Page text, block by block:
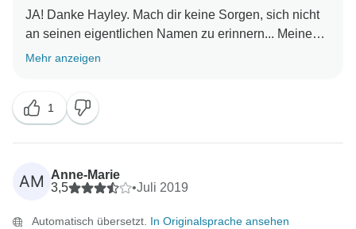
JA! Danke Hayley. Mach dir keine Sorgen, sich nicht
an seinen eigentlichen Namen zu erinnern... Meine
Fähigkeit, mich daran zu erinnern, warum ich in die
Mehr anzeigen
1
AM
Anne-Marie
3,5
•Juli 2019
Automatisch übersetzt. In Originalsprache ansehen